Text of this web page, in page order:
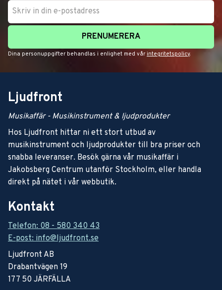
PRENUMERERA
Dina personuppgifter behandlas i enlighet med vår integritetspolicy.
Ljudfront
Musikaffär - Musikinstrument & ljudprodukter
Hos Ljudfront hittar ni ett stort utbud av
musikinstrument och ljudprodukter till bra priser och
snabba leveranser. Besök gärna vår musikaffär i
Jakobsberg Centrum utanför Stockholm, eller handla
direkt på nätet i vår webbutik.
Kontakt
Telefon: 08 - 580 340 43
E-post: info@ljudfront.se
Ljudfront AB
Drabantvägen 19
177 50 JÄRFÄLLA